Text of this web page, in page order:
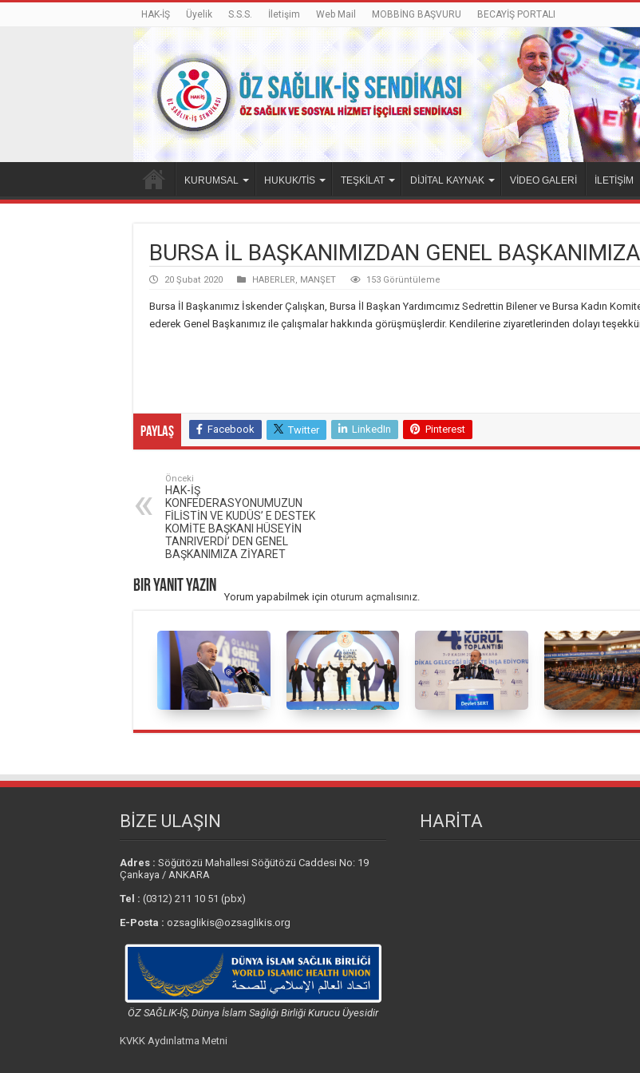
HAK-İŞ Üyelik S.S.S. İletişim Web Mail MOBBİNG BAŞVURU BECAYİŞ PORTALI
KURUMSAL HUKUK/TİS TEŞKİLAT DİJİTAL KAYNAK VİDEO GALERİ İLETİŞİM
BURSA İL BAŞKANIMIZDAN GENEL
20 Şubat 2020 HABERLER, MANŞET 153 Görüntüleme
Bursa İl Başkanımız İskender Çalışkan, Bursa İl Başkan Yardımcımız Sedrettin Bilener ve Bursa Kadın
ederek Genel Başkanımız ile çalışmalar hakkında görüşmüşlerdir. Kendilerine ziyaretlerinden dolayı
Paylaş Facebook Twitter LinkedIn Pinterest
Önceki
HAK-İŞ
KONFEDERASYONUMUZUN
FİLİSTİN VE KUDÜS’ E DESTEK
KOMİTE BAŞKANI HÜSEYİN
TANRIVERDİ’ DEN GENEL
BAŞKANIMIZA ZİYARET
Bir yanıt yazın
Yorum yapabilmek için oturum açmalısınız.
BİZE ULAŞIN
Adres : Söğütözü Mahallesi Söğütözü Caddesi No: 19
Çankaya / ANKARA
Tel : (0312) 211 10 51 (pbx)
E-Posta : ozsaglikis@ozsaglikis.org
ÖZ SAĞLIK-İŞ, Dünya İslam Sağlığı Birliği Kurucu Üyesidir
KVKK Aydınlatma Metni
HARİTA